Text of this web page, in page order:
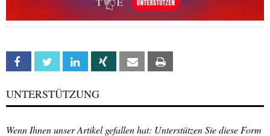
Facebook Twitter Linkedin Xing Email
UNTERSTÜTZUNG
Wenn Ihnen unser Artikel gefallen hat: Unterstützen Sie diese Form